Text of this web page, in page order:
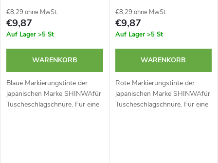
€8,29 ohne MwSt.
€9,87
Auf Lager >5 St
WARENKORB
Blaue Markierungstinte der
japanischen Marke SHINWAfür
Tuscheschlagschnüre. Für eine
Vielzahl von Anwendungen
€8,29 ohne MwSt.
€9,87
Auf Lager >5 St
WARENKORB
Rote Markierungstinte der
japanischen Marke SHINWAfür
Tuscheschlagschnüre. Für eine
Vielzahl von Anwendungen